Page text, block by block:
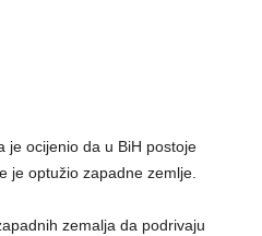
je ocijenio da u BiH postoje
je optužio zapadne zemlje.
zemalja da podrivaju